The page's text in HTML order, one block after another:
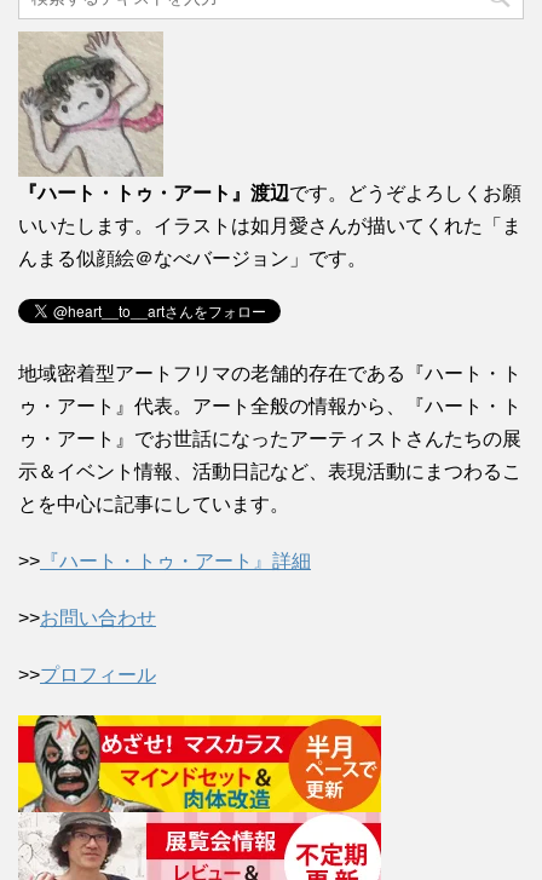
『ハート・トゥ・アート』渡辺です。どうぞよろしくお願
いいたします。イラストは如月愛さんが描いてくれた「ま
んまる似顔絵＠なべバージョン」です。
地域密着型アートフリマの老舗的存在である『ハート・ト
ゥ・アート』代表。アート全般の情報から、『ハート・ト
ゥ・アート』でお世話になったアーティストさんたちの展
示＆イベント情報、活動日記など、表現活動にまつわるこ
とを中心に記事にしています。
>> 『ハート・トゥ・アート』詳細
>>お問い合わせ
>>プロフィール